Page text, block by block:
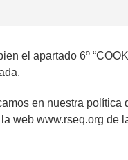
el apartado 6º
en nuestra
web www.rseq.org